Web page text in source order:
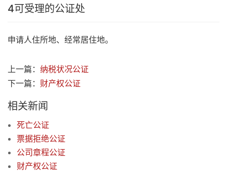
4可受理的公证处
申请人住所地、经常居住地。
上一篇： 纳税状况公证
下一篇： 财产权公证
相关新闻
死亡公证
票据拒绝公证
公司章程公证
财产权公证